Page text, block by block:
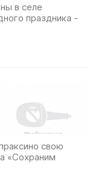
в селе
праздника -
свою
«Сохраним